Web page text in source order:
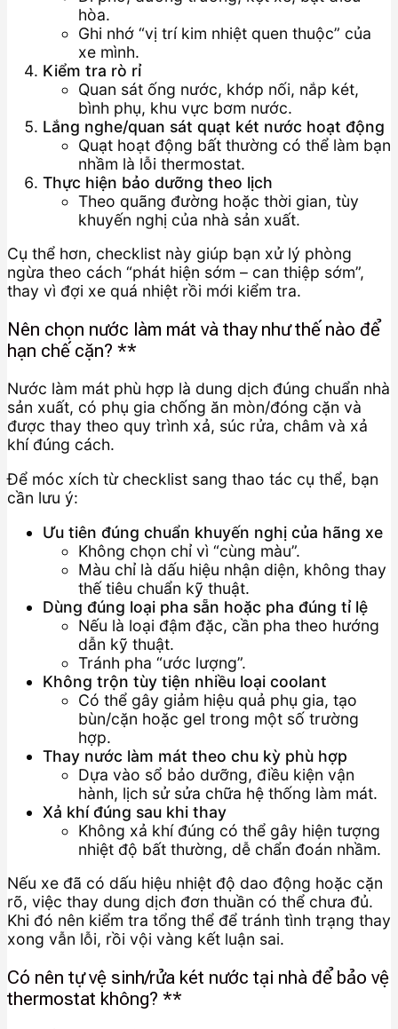
hòa.
Ghi nhớ “vị trí kim nhiệt quen thuộc” của
xe mình.
Kiểm tra rò rỉ
Quan sát ống nước, khớp nối, nắp két,
bình phụ, khu vực bơm nước.
Lắng nghe/quan sát quạt két nước hoạt động
Quạt hoạt động bất thường có thể làm bạn
nhầm là lỗi thermostat.
Thực hiện bảo dưỡng theo lịch
Theo quãng đường hoặc thời gian, tùy
khuyến nghị của nhà sản xuất.
Cụ thể hơn, checklist này giúp bạn xử lý phòng
ngừa theo cách “phát hiện sớm – can thiệp sớm”,
thay vì đợi xe quá nhiệt rồi mới kiểm tra.
Nên chọn nước làm mát và thay như thế nào để
hạn chế cặn? **
Nước làm mát phù hợp là dung dịch đúng chuẩn nhà
sản xuất, có phụ gia chống ăn mòn/đóng cặn và
được thay theo quy trình xả, súc rửa, châm và xả
khí đúng cách.
Để móc xích từ checklist sang thao tác cụ thể, bạn
cần lưu ý:
Ưu tiên đúng chuẩn khuyến nghị của hãng xe
Không chọn chỉ vì “cùng màu”.
Màu chỉ là dấu hiệu nhận diện, không thay
thế tiêu chuẩn kỹ thuật.
Dùng đúng loại pha sẵn hoặc pha đúng tỉ lệ
Nếu là loại đậm đặc, cần pha theo hướng
dẫn kỹ thuật.
Tránh pha “ước lượng”.
Không trộn tùy tiện nhiều loại coolant
Có thể gây giảm hiệu quả phụ gia, tạo
bùn/cặn hoặc gel trong một số trường
hợp.
Thay nước làm mát theo chu kỳ phù hợp
Dựa vào sổ bảo dưỡng, điều kiện vận
hành, lịch sử sửa chữa hệ thống làm mát.
Xả khí đúng sau khi thay
Không xả khí đúng có thể gây hiện tượng
nhiệt độ bất thường, dễ chẩn đoán nhầm.
Nếu xe đã có dấu hiệu nhiệt độ dao động hoặc cặn
rõ, việc thay dung dịch đơn thuần có thể chưa đủ.
Khi đó nên kiểm tra tổng thể để tránh tình trạng thay
xong vẫn lỗi, rồi vội vàng kết luận sai.
Có nên tự vệ sinh/rửa két nước tại nhà để bảo vệ
thermostat không? **